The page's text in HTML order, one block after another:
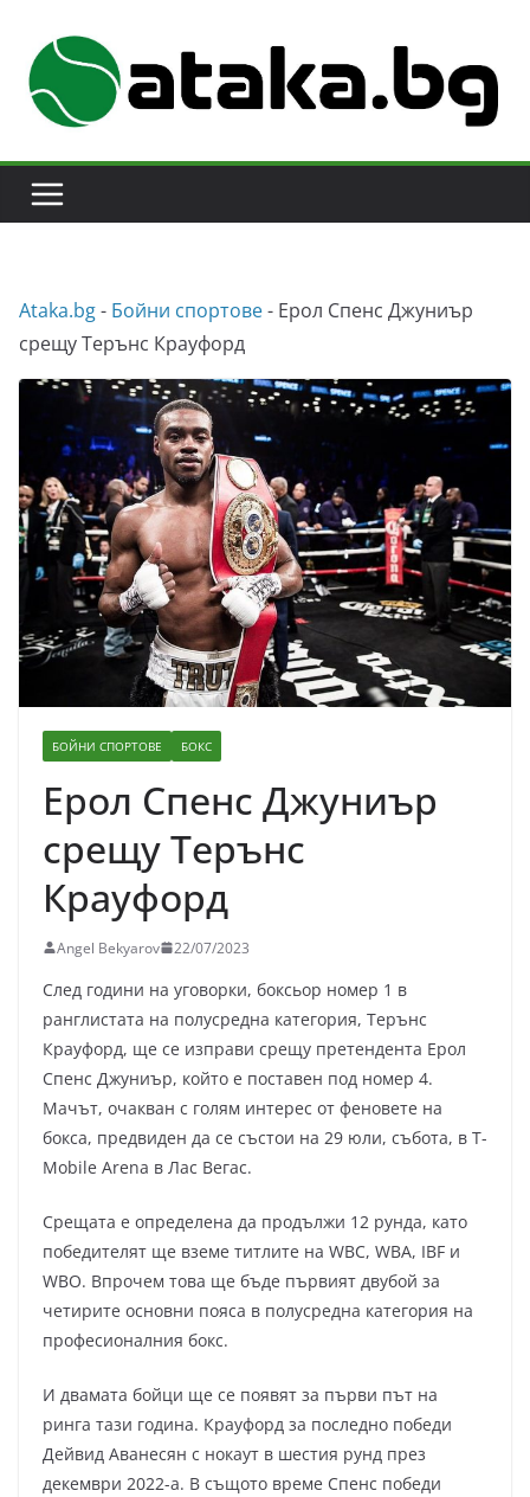
content
Аtaka.bg- Бойни спортове- Ерол Спенс Джуниър
срещу Терънс Крауфорд
БОЙНИ СПОРТОВЕ БОКС
Ерол Спенс Джуниър
срещу Терънс
Крауфорд
Angel Bekyarov 22/07/2023
След години на уговорки, боксьор номер 1 в
ранглистата на полусредна категория, Терънс
Крауфорд, ще се изправи срещу претендента Ерол
Спенс Джуниър, който е поставен под номер 4.
Мачът, очакван с голям интерес от феновете на
бокса, предвиден да се състои на 29 юли, събота, в T-
Mobile Arena в Лас Вегас.
Срещата е определена да продължи 12 рунда, като
победителят ще вземе титлите на WBC, WBA, IBF и
WBO. Впрочем това ще бъде първият двубой за
четирите основни пояса в полусредна категория на
професионалния бокс.
И двамата бойци ще се появят за първи път на
ринга тази година. Крауфорд за последно победи
Дейвид Аванесян с нокаут в шестия рунд през
декември 2022-а. В същото време Спенс победи